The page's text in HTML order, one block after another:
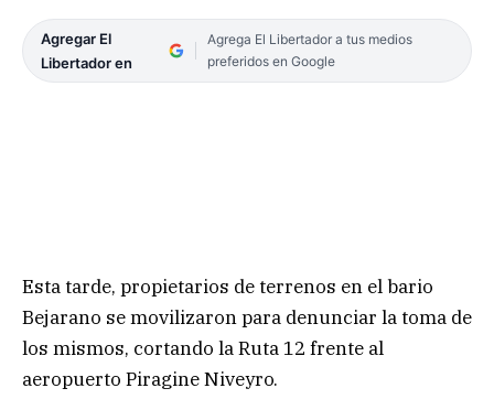
Agregar El
Libertador en
Agrega El Libertador a tus medios
preferidos en Google
Esta tarde, propietarios de terrenos en el bario
Bejarano se movilizaron para denunciar la toma de
los mismos, cortando la Ruta 12 frente al
aeropuerto Piragine Niveyro.